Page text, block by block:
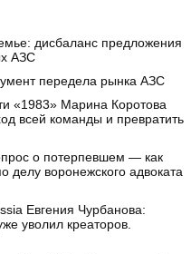
дисбаланс предложения
АЗС
передела рынка АЗС
«1983» Марина Коротова
всей команды и превратить
о потерпевшем — как
делу воронежского адвоката
Евгения Чурбанова:
уволил креаторов.